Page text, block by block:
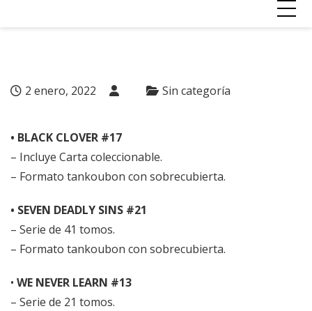
2 enero, 2022 Sin categoría
• BLACK CLOVER #17
– Incluye Carta coleccionable.
– Formato tankoubon con sobrecubierta.
• SEVEN DEADLY SINS #21
– Serie de 41 tomos.
– Formato tankoubon con sobrecubierta.
• WE NEVER LEARN #13
– Serie de 21 tomos.